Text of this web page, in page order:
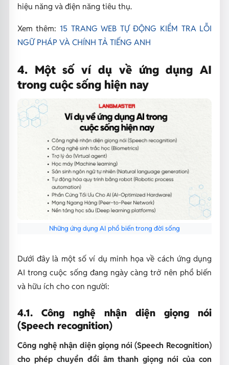
hiệu năng và điện năng tiêu thụ.
Xem thêm: 15 TRANG WEB TỰ ĐỘNG KIỂM TRA LỖI
NGỮ PHÁP VÀ CHÍNH TẢ TIẾNG ANH
4. Một số ví dụ về ứng dụng AI
trong cuộc sống hiện nay
Những ứng dụng AI phổ biến trong đời sống
Dưới đây là một số ví dụ minh họa về cách ứng dụng
AI trong cuộc sống đang ngày càng trở nên phổ biến
và hữu ích cho con người:
4.1. Công nghệ nhận diện giọng nói
(Speech recognition)
Công nghệ nhận diện giọng nói (Speech Recognition)
cho phép chuyển đổi âm thanh giọng nói của con